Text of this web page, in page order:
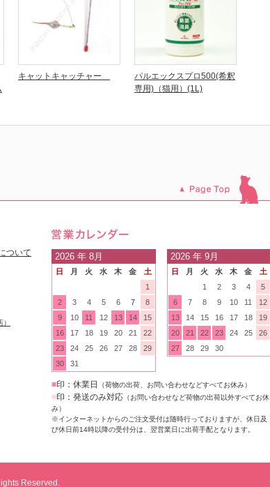
キャットキャッチャー
パルエックスプロ500(希釈
専用)（猫用）(1L)
ついて
営業日の
ご案内
2026 年 8月
日 月 火 水 木 金
土
1
2
3 4 5 6 7
8
9
10 11 12 13 14
15
16
17 18 19 20 21
22
23
24 25 26 27 28
29
30
31
2026 年 9月
日 月 火 水 木 金
土
1
2 3 4
5
6
7 8 9 10 11
12
13
14 15 16 17 18
19
20
21 22 23 24 25
26
27
28 29 30
■印：休業日 （荷物の出荷、お問い合わせなどすべてお休み）
■印：発送のみ対応 （お問い合わせなど荷物の出荷以外すべてお休
み）
※インターネットからのご注文受付は随時行っておりますが、休日及
び休日前14時以降の受付分は、翌営業日に出荷手配となります。
Reserved.